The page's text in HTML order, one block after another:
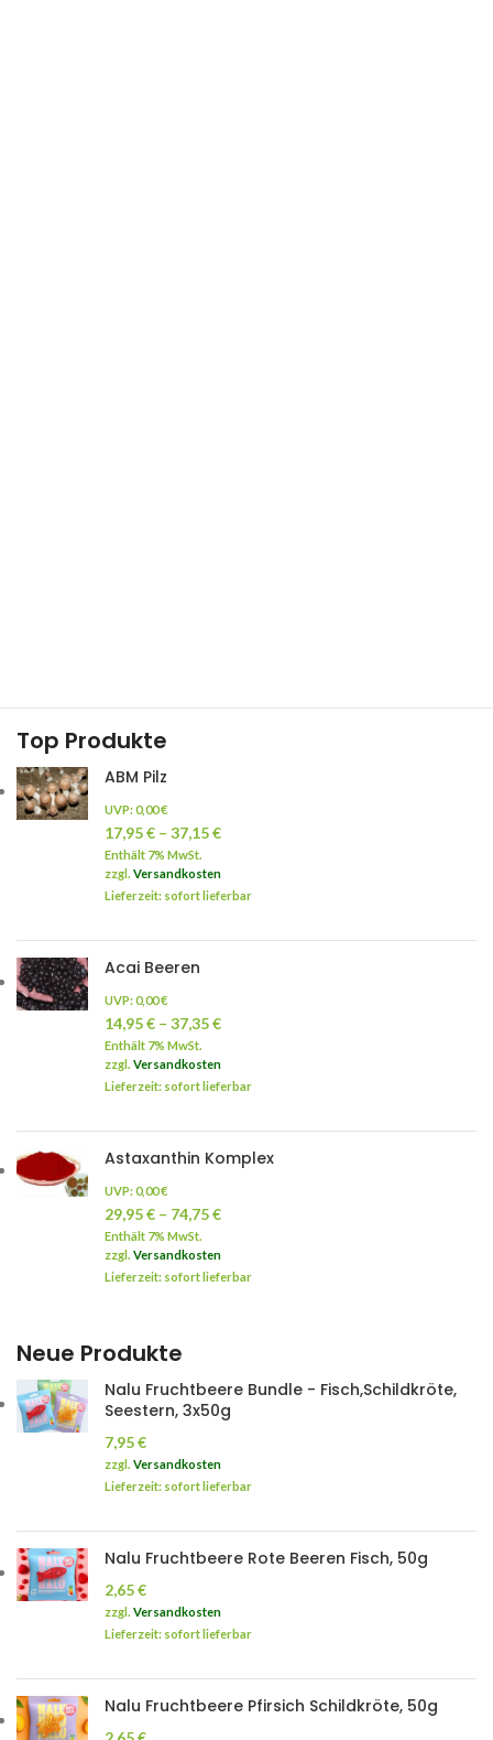
Top Produkte
ABM Pilz
UVP:0,00€
17,95€ – 37,15€
Enthält 7% MwSt.
zzgl. Versandkosten
Lieferzeit: sofort lieferbar
Acai Beeren
UVP:0,00€
14,95€ – 37,35€
Enthält 7% MwSt.
zzgl. Versandkosten
Lieferzeit: sofort lieferbar
Astaxanthin Komplex
UVP:0,00€
29,95€ – 74,75€
Enthält 7% MwSt.
zzgl. Versandkosten
Lieferzeit: sofort lieferbar
Neue Produkte
Nalu Fruchtbeere Bundle - Fisch,Schildkröte,
Seestern, 3x50g
7,95€
zzgl. Versandkosten
Lieferzeit: sofort lieferbar
Nalu Fruchtbeere Rote Beeren Fisch, 50g
2,65€
zzgl. Versandkosten
Lieferzeit: sofort lieferbar
Nalu Fruchtbeere Pfirsich Schildkröte, 50g